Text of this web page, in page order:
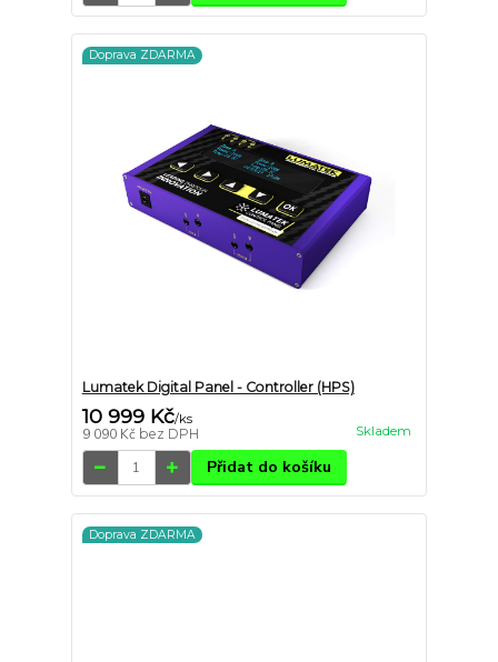
Doprava ZDARMA
Lumatek Digital Panel - Controller (HPS)
10 999 Kč/ks
9 090 Kč bez DPH Skladem
Přidat do košíku
Doprava ZDARMA